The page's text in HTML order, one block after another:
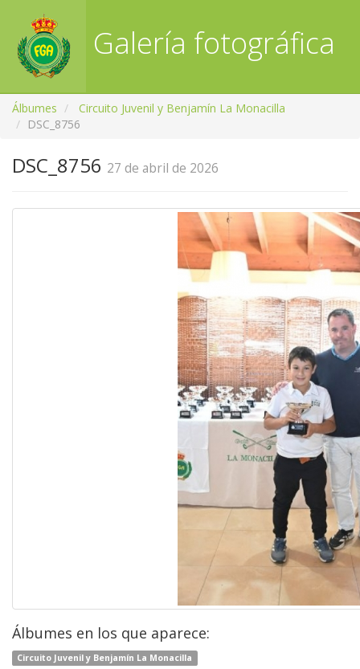
Galería fotográfica
RFGA
Álbumes
Circuito Juvenil y Benjamín La Monacilla
DSC_8756
DSC_8756 27 de abril de 2026
Álbumes en los que aparece:
Circuito Juvenil y Benjamín La Monacilla